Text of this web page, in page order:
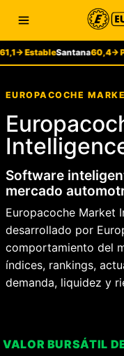
Saltar al contenido
Abrir menú
Santana60,4→
EUROPACOCHE
Software
mercado
Europacoche Market
desarrollado por
comportamiento del
índices, rankings,
demanda, liquidez y
VALOR BURSÁTIL